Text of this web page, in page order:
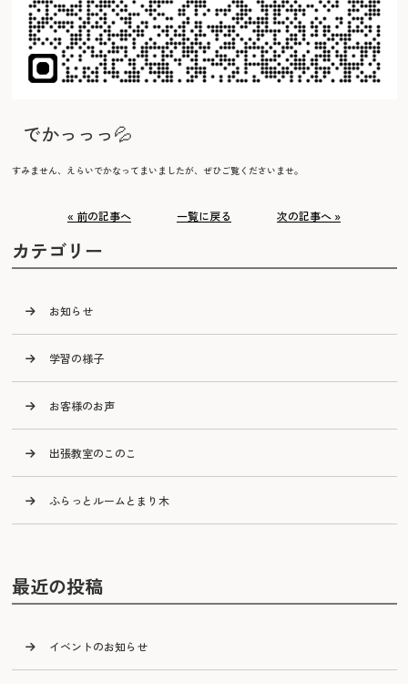
でかっっっ💦
すみません、えらいでかなってまいましたが、ぜひご覧くださいませ。
« 前の記事へ 一覧に戻る 次の記事へ »
カテゴリー
お知らせ
学習の様子
お客様のお声
出張教室のこのこ
ふらっとルームとまり木
最近の投稿
イベントのお知らせ